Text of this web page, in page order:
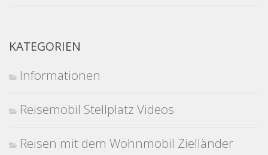
KATEGORIEN
Informationen
Reisemobil Stellplatz Videos
Reisen mit dem Wohnmobil Zielländer